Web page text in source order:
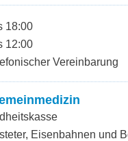
18:00
12:00
Vereinbarung
Eisenbahnen und